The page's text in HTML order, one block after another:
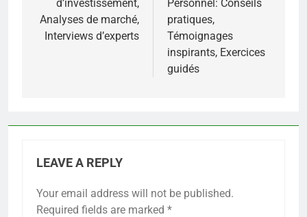
d’investissement,
Analyses de marché,
Interviews d’experts
Personnel: Conseils
pratiques,
Témoignages
inspirants, Exercices
guidés
LEAVE A REPLY
Your email address will not be published.
Required fields are marked *